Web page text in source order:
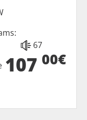
67
107 00€